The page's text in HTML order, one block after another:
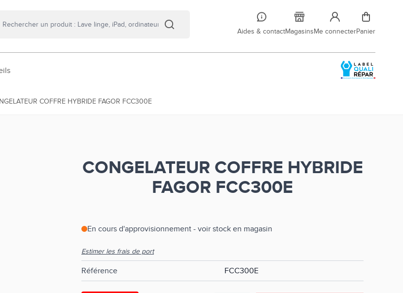
Aides & contactMagasinsMe connecterPanier
COFFRE HYBRIDE FAGOR FCC300E
CONGELATEUR COFFRE HYBRIDE
FAGOR FCC300E
En cours d'approvisionnement - voir stock en magasin
Estimer les frais de port
Référence FCC300E